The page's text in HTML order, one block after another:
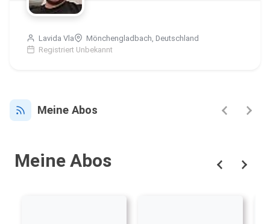
Lavida Vla
Mönchengladbach, Deutschland
Registriert Unbekannt
Meine Abos
Meine Abos